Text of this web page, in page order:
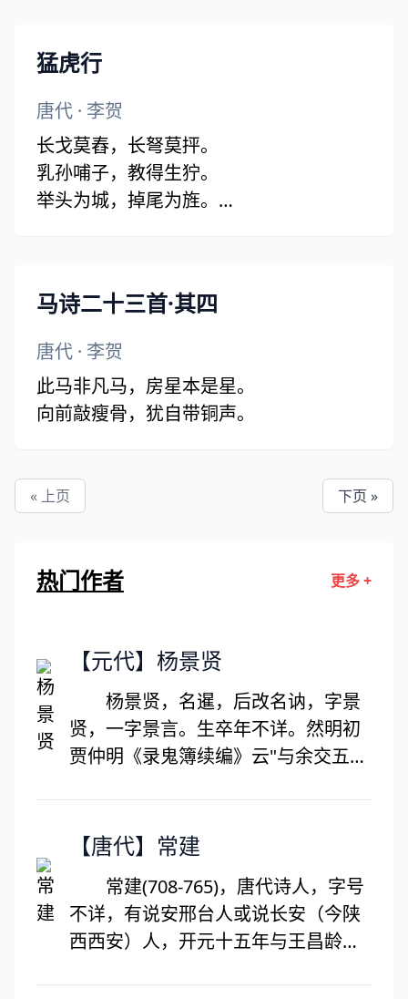
猛虎行
唐代 · 李贺
长戈莫舂，长弩莫抨。
乳孙哺子，教得生狞。
举头为城，掉尾为旌。
泰山之下，妇人哭声。
官家有程，吏不敢听。
马诗二十三首·其四
唐代 · 李贺
此马非凡马，房星本是星。
向前敲瘦骨，犹自带铜声。
« 上页 下页 »
热门作者 更多 +
【元代】杨景贤
杨景贤，名暹，后改名讷，字景
贤，一字景言。生卒年不详。然明初
贾仲明《录鬼簿续编》云"与余交五十
人，上辈已移居浙江钱塘，故朱有炖
云之："钱塘杨讷为作传奇而深许
之。"《录鬼簿续编》言杨氏"善琵
琶，好戏谑，乐府出人头地。锦阵花
【唐代】常建
常建(708-765)，唐代诗人，字号
不详，有说安邢台人或说长安（今陕
西西安）人，开元十五年与王昌龄同